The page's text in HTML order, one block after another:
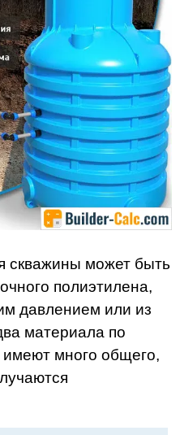
скважины может быть
полиэтилена,
давлением или из
материала по
имеют много общего,